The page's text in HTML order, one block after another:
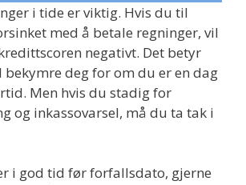
i tide er viktig. Hvis du til
med å betale regninger, vil
negativt. Det betyr
bekymre deg for om du er en dag
Men hvis du stadig for
og inkassovarsel, må du ta tak i
i god tid før forfallsdato, gjerne